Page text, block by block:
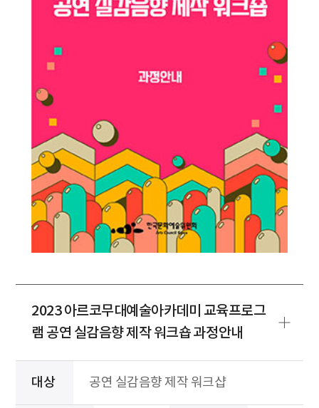
2023 아르코무대예술아카데미 교육프로그
램 공연 실감음향 제작 워크숍 과정안내
대상 공연 실감음향 제작 워크샵